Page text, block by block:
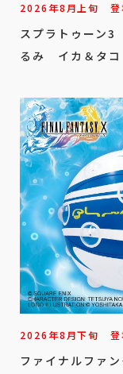
2026年8月上旬 登
スプラトゥーン
るみ イカ＆タコ
2026年8月下旬 登
ファイナルファ